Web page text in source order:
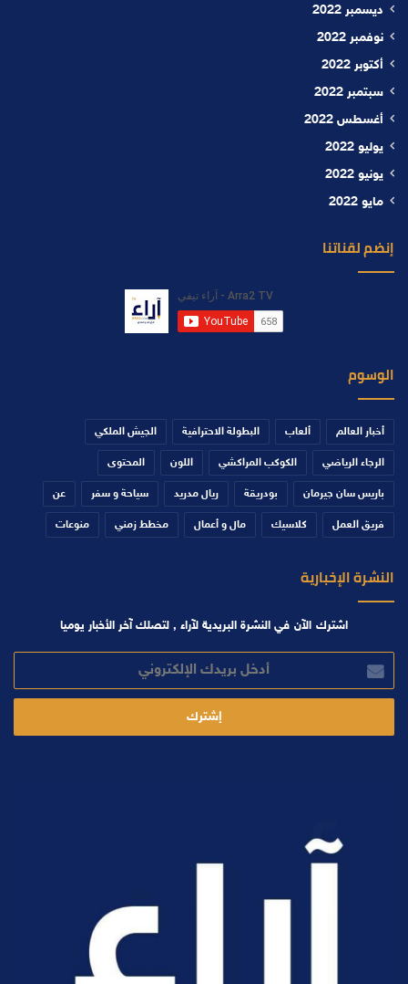
ديسمبر 2022
نوفمبر 2022
أكتوبر 2022
سبتمبر 2022
أغسطس 2022
يوليو 2022
يونيو 2022
مايو 2022
إنضم لقناتنا
الوسوم
أخبار العالم ألعاب البطولة الاحترافية الجيش الملكي
الرجاء الرياضي الكوكب المراكشي اللون المحتوى
باريس سان جيرمان بودريقة ريال مدريد سياحة و سفر عن
فريق العمل كلاسيك مال و أعمال مخطط زمني منوعات
النشرة الإخبارية
اشترك الآن في النشرة البريدية لآراء , لتصلك آخر الأخبار يوميا
بريدك
الإلكتروني